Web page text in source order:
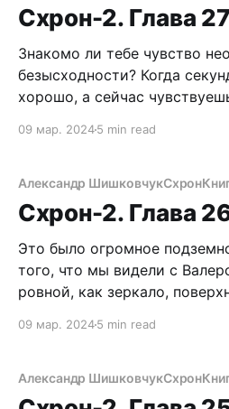
пиздец. – Саша, Саша,
Схрон-2. Глава 27
Знакомо ли тебе чувство
безысходности? Когда
хорошо, а сейчас
висках, и ты не можешь
наверх совершенно не
там увижу. Подняв руку
09 мар. 20245 min read
Александр ШишковчукСхрон
Схрон-2. Глава
Это было огромное
того, что мы видели с
ровной, как зеркало,
если бы увидел пусковые
древних гипербореев. Но
в недрах
09 мар. 20245 min read
Александр ШишковчукСхрон